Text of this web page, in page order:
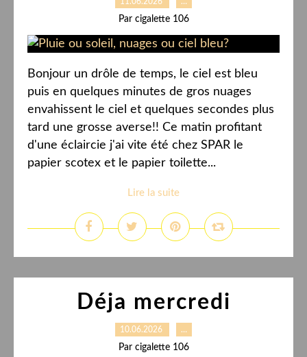
Par cigalette 106
Bonjour un drôle de temps, le ciel est bleu
puis en quelques minutes de gros nuages
envahissent le ciel et quelques secondes plus
tard une grosse averse!! Ce matin profitant
d'une éclaircie j'ai vite été chez SPAR le
papier scotex et le papier toilette...
Lire la suite
Déja mercredi
10.06.2026 …
Par cigalette 106